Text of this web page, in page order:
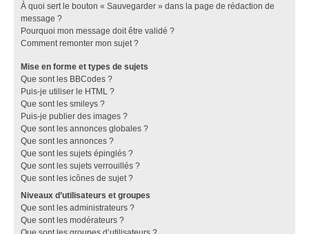
À quoi sert le bouton « Sauvegarder » dans la page de rédaction de
message ?
Pourquoi mon message doit être validé ?
Comment remonter mon sujet ?
Mise en forme et types de sujets
Que sont les BBCodes ?
Puis-je utiliser le HTML ?
Que sont les smileys ?
Puis-je publier des images ?
Que sont les annonces globales ?
Que sont les annonces ?
Que sont les sujets épinglés ?
Que sont les sujets verrouillés ?
Que sont les icônes de sujet ?
Niveaux d’utilisateurs et groupes
Que sont les administrateurs ?
Que sont les modérateurs ?